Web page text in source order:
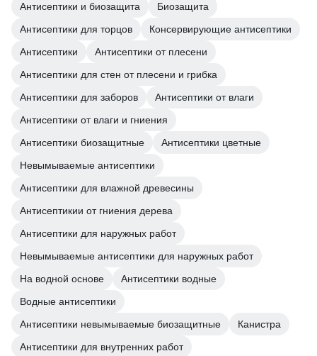
Антисептики и биозащита
Биозащита
Антисептики для торцов
Консервирующие антисептики
Антисептики
Антисептики от плесени
Антисептики для стен от плесени и грибка
Антисептики для заборов
Антисептики от влаги
Антисептики от влаги и гниения
Антисептики биозащитные
Антисептики цветные
Невымываемые антисептики
Антисептики для влажной древесины
Антисептикии от гниения дерева
Антисептики для наружных работ
Невымываемые антисептики для наружных работ
На водной основе
Антисептики водные
Водные антисептики
Антисептики невымываемые биозащитные
Канистра
Антисептики для внутренних работ